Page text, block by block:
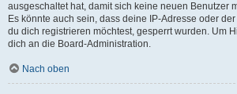
ausgeschaltet hat, damit sich keine neuen Benutzer
Es könnte auch sein, dass deine IP-Adresse oder
du dich registrieren möchtest, gesperrt wurden. Um
dich an die Board-Administration.
Nach oben